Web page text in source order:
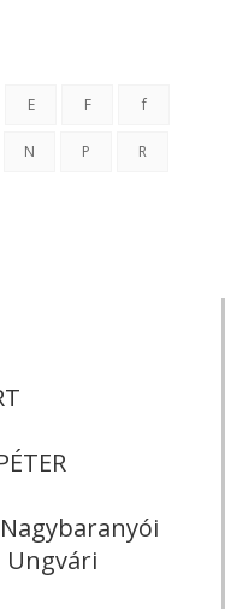
E F f
N P R
Nagybaranyói
Ungvári